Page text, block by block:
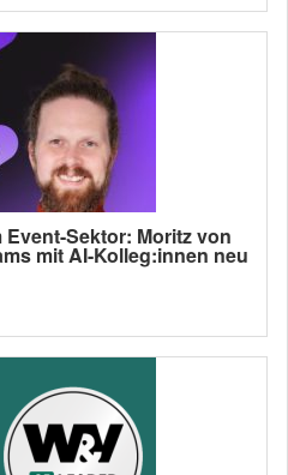
Sektor: Moritz von
mit AI-Kolleg:innen neu